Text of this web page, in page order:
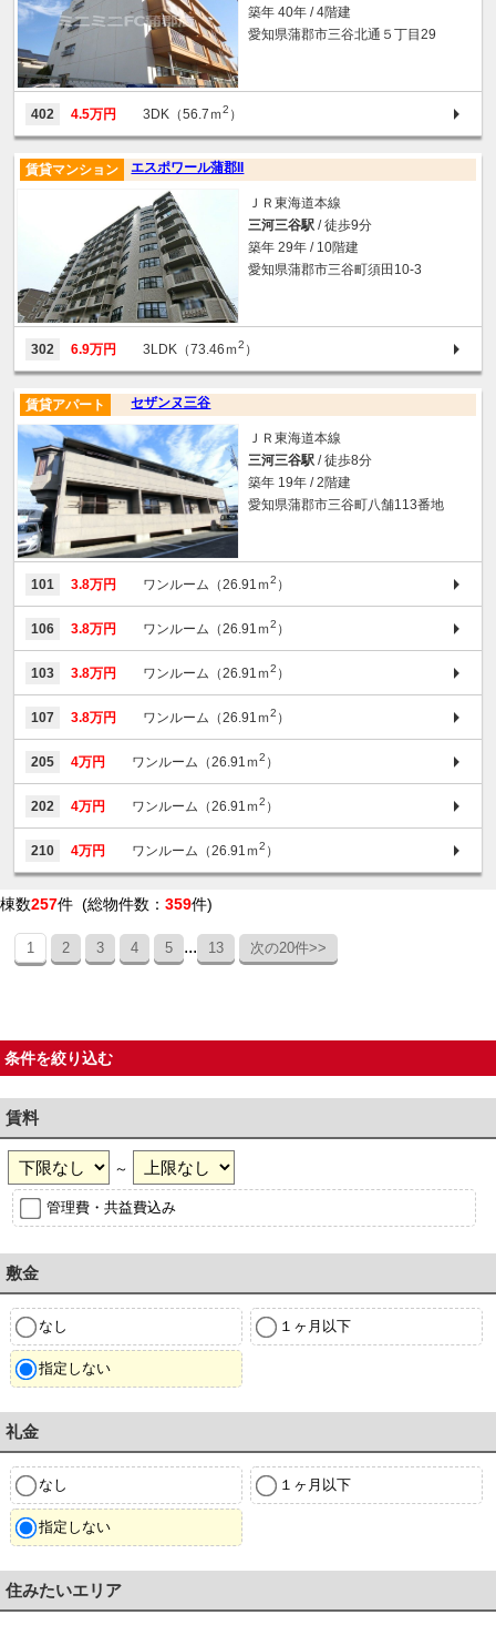
築年 40年 / 4階建
愛知県蒲郡市三谷北通５丁目29
402 4.5万円 3DK（56.7ｍ2 ）
エスポワール蒲郡II
賃貸マンション
ＪＲ東海道本線
三河三谷駅 / 徒歩9分
築年 29年 / 10階建
愛知県蒲郡市三谷町須田10-3
302 6.9万円 3LDK（73.46ｍ2 ）
セザンヌ三谷
賃貸アパート
ＪＲ東海道本線
三河三谷駅 / 徒歩8分
築年 19年 / 2階建
愛知県蒲郡市三谷町八舗113番地
101 3.8万円 ワンルーム（26.91ｍ2 ）
106 3.8万円 ワンルーム（26.91ｍ2 ）
103 3.8万円 ワンルーム（26.91ｍ2 ）
107 3.8万円 ワンルーム（26.91ｍ2 ）
205 4万円 ワンルーム（26.91ｍ2 ）
202 4万円 ワンルーム（26.91ｍ2 ）
210 4万円 ワンルーム（26.91ｍ2 ）
棟数257件 (総物件数： 359件)
1 2 3 4 5 ... 13 次の20件>>
条件を絞り込む
賃料
～
管理費・共益費込み
敷金
なし １ヶ月以下
指定しない
礼金
なし １ヶ月以下
指定しない
住みたいエリア